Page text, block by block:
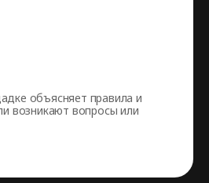
объясняет правила и
возникают вопросы или